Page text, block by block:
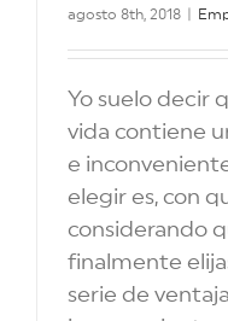
agosto 8th, 2018
Yo suelo decir
vida contiene
e
elegir es, con
considerando
finalmente
serie de